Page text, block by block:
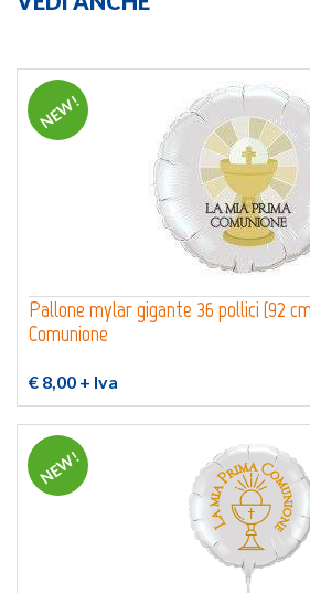
NEW!
Pallone mylar gigante 36 pollici (92
Comunione
€ 8,00 + Iva
NEW!